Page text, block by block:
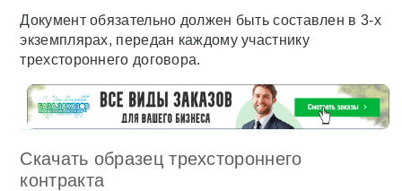
Документ обязательно должен быть составлен в 3-х
экземплярах, передан каждому участнику
трехстороннего договора.
Скачать образец трехстороннего
контракта